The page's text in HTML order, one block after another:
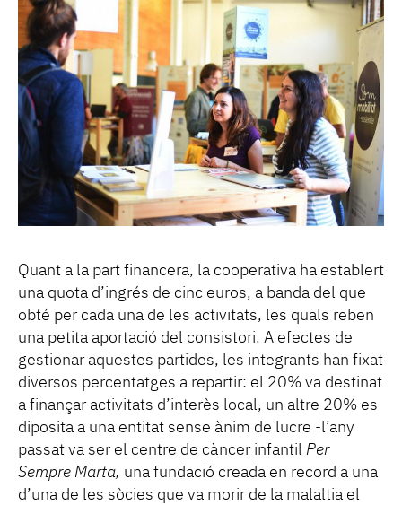
Quant a la part financera, la cooperativa ha establert
una quota d’ingrés de cinc euros, a banda del que
obté per cada una de les activitats, les quals reben
una petita aportació del consistori. A efectes de
gestionar aquestes partides, les integrants han fixat
diversos percentatges a repartir: el 20% va destinat
a finançar activitats d’interès local, un altre 20% es
diposita a una entitat sense ànim de lucre -l’any
passat va ser el centre de càncer infantil Per
Sempre Marta, una fundació creada en record a una
d’una de les sòcies que va morir de la malaltia el